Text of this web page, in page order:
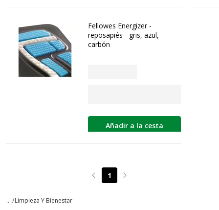
Fellowes Energizer -
reposapiés - gris, azul,
carbón
Añadir a la cesta
Page précédente
1 Page suivante
... /Limpieza Y Bienestar